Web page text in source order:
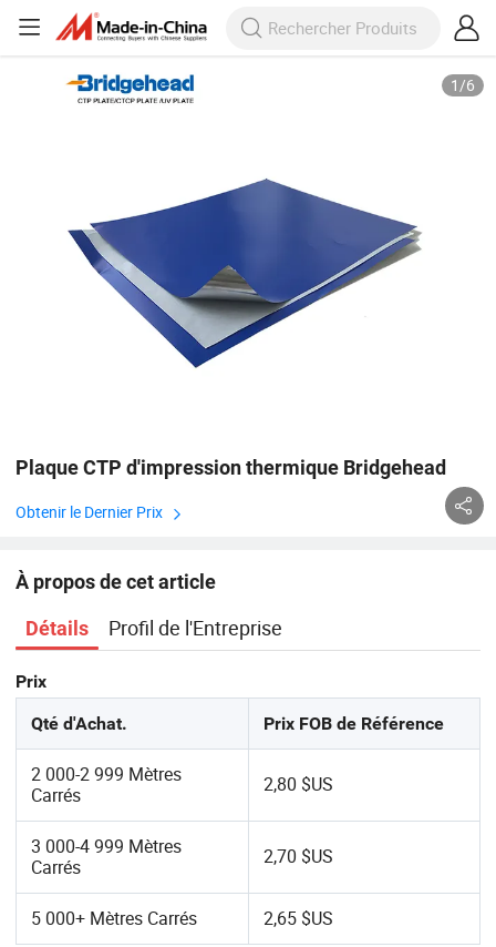
1/6
Plaque CTP d'impression thermique Bridgehead
Obtenir le Dernier Prix
À propos de cet article
Détails Profil de l'Entreprise
Prix
Qté d'Achat. Prix FOB de Référence
2 000-2 999 Mètres
Carrés
2,80 $US
3 000-4 999 Mètres
Carrés
2,70 $US
5 000+ Mètres Carrés 2,65 $US